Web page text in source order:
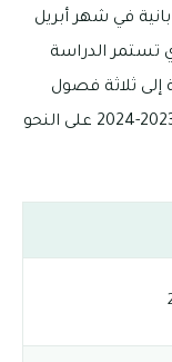
في شهر أبريل
تستمر الدراسة
إلى ثلاثة فصول
ولقد جاء التقويم الأكاديمي للعام الدراسي 2023-2024 على النحو